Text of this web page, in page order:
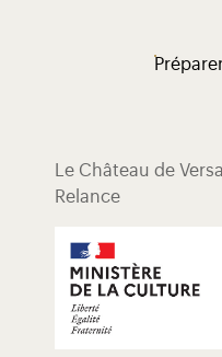
Le Château de
Relance